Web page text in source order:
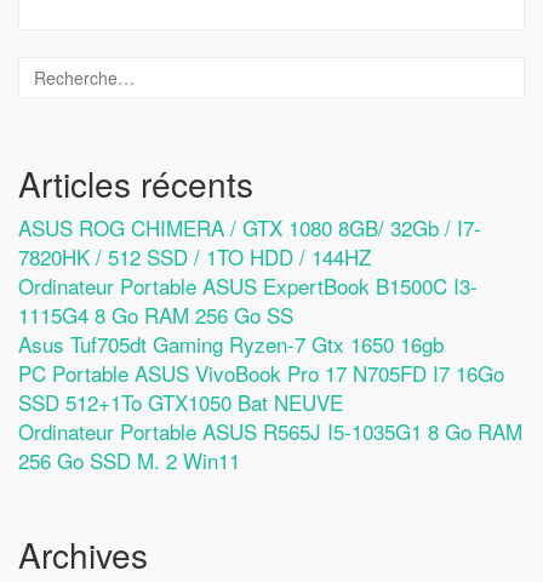
Articles récents
ASUS ROG CHIMERA / GTX 1080 8GB/ 32Gb / I7-
7820HK / 512 SSD / 1TO HDD / 144HZ
Ordinateur Portable ASUS ExpertBook B1500C I3-
1115G4 8 Go RAM 256 Go SS
Asus Tuf705dt Gaming Ryzen-7 Gtx 1650 16gb
PC Portable ASUS VivoBook Pro 17 N705FD I7 16Go
SSD 512+1To GTX1050 Bat NEUVE
Ordinateur Portable ASUS R565J I5-1035G1 8 Go RAM
256 Go SSD M. 2 Win11
Archives